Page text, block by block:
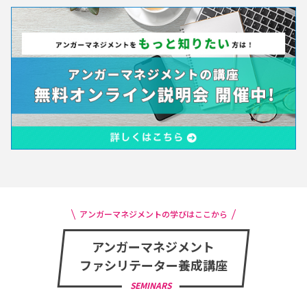
アンガーマネジメントの学びはここから
アンガーマネジメント
ファシリテーター養成講座
SEMINARS